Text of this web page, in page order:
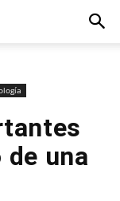
una